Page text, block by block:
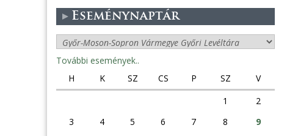
Eseménynaptár
További események..
H
K SZ CS P SZ
V
1
2
3
4 5 6 7 8
9